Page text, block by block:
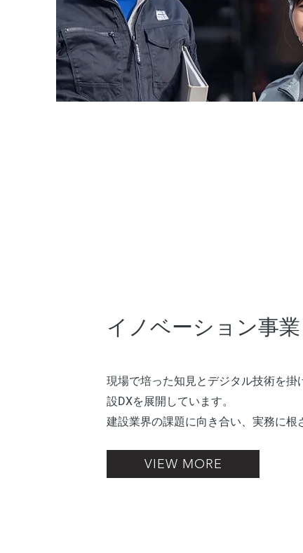
​イノベーション事業
現場で培った知見とデジタル技術を
設DXを展開しています。
建設業界の課題に向き合い、実務に根
VIEW MORE